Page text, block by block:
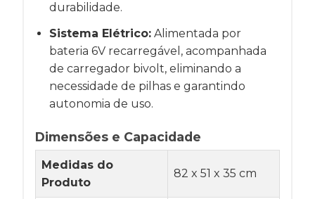
durabilidade.
Sistema Elétrico: Alimentada por
bateria 6V recarregável, acompanhada
de carregador bivolt, eliminando a
necessidade de pilhas e garantindo
autonomia de uso.
Dimensões e Capacidade
Medidas do
Produto
82 x 51 x 35 cm